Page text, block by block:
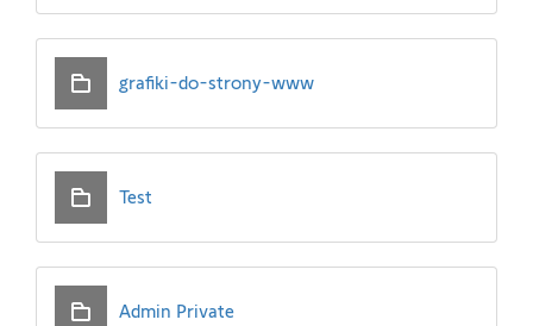
grafiki-do-strony-www
Test
Admin Private